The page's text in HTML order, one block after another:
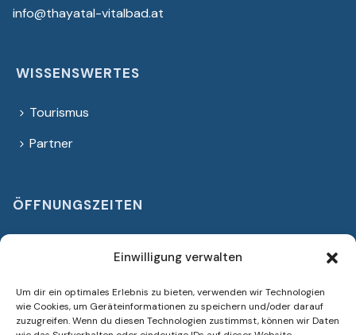
Einwilligung verwalten
Um dir ein optimales Erlebnis zu bieten, verwenden wir Technologien
wie Cookies, um Geräteinformationen zu speichern und/oder darauf
zuzugreifen. Wenn du diesen Technologien zustimmst, können wir Daten
info@thayatal-vitalbad.at
WISSENSWERTES
Tourismus
Partner
ÖFFNUNGSZEITEN
Ganzjähig geöffnet
14:00 bis 21:00 Uhr
Samstag, Sonntag & Feiertage